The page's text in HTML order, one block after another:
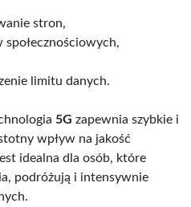
stron,
społecznościowych,
limitu danych.
5G zapewnia szybkie i
wpływ na jakość
idealna dla osób, które
podróżują i intensywnie